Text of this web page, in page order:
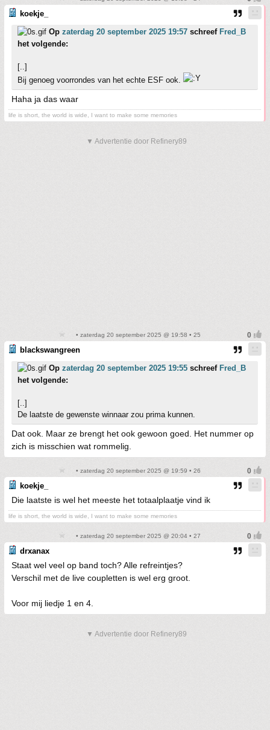
koekje_
Op zaterdag 20 september 2025 19:57 schreef Fred_B
het volgende:
[..]
Bij genoeg voorrondes van het echte ESF ook.
Haha ja das waar
life is short, the world is wide, I want to make some memories
▼ Advertentie door Refinery89
• zaterdag 20 september 2025 @ 19:58 • 25
blackswangreen
Op zaterdag 20 september 2025 19:55 schreef Fred_B
het volgende:
[..]
De laatste de gewenste winnaar zou prima kunnen.
Dat ook. Maar ze brengt het ook gewoon goed. Het nummer op
zich is misschien wat rommelig.
• zaterdag 20 september 2025 @ 19:59 • 26
koekje_
Die laatste is wel het meeste het totaalplaatje vind ik
life is short, the world is wide, I want to make some memories
• zaterdag 20 september 2025 @ 20:04 • 27
drxanax
Staat wel veel op band toch? Alle refreintjes?
Verschil met de live coupletten is wel erg groot.
Voor mij liedje 1 en 4.
▼ Advertentie door Refinery89